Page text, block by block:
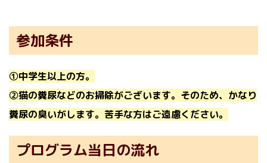
参加条件
①中学生以上の方。
②猫の糞尿などのお掃除がございます。そのため、かなり
糞尿の臭いがします。苦手な方はご遠慮ください。
プログラム当日の流れ